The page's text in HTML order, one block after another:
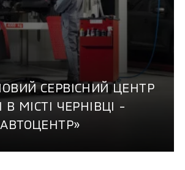
СЕРВІСНИЙ ЦЕНТР
В МІСТІ ЧЕРНІВЦІ -